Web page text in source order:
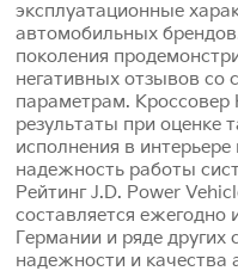
эксплуатационные
автомобильных
поколения
негативных отзывов со
параметрам. Кроссовер
результаты при оценке
исполнения в
надежность работы
Рейтинг J.D. Power
составляется ежегодно
Германии и ряде других
надежности и